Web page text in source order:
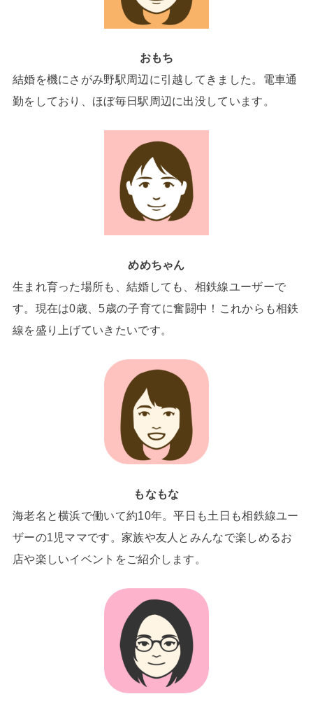
おもち
結婚を機にさがみ野駅周辺に引越してきました。電車通
勤をしており、ほぼ毎日駅周辺に出没しています。
めめちゃん
生まれ育った場所も、結婚しても、相鉄線ユーザーで
す。現在は0歳、5歳の子育てに奮闘中！これからも相鉄
線を盛り上げていきたいです。
もなもな
海老名と横浜で働いて約10年。平日も土日も相鉄線ユー
ザーの1児ママです。家族や友人とみんなで楽しめるお
店や楽しいイベントをご紹介します。